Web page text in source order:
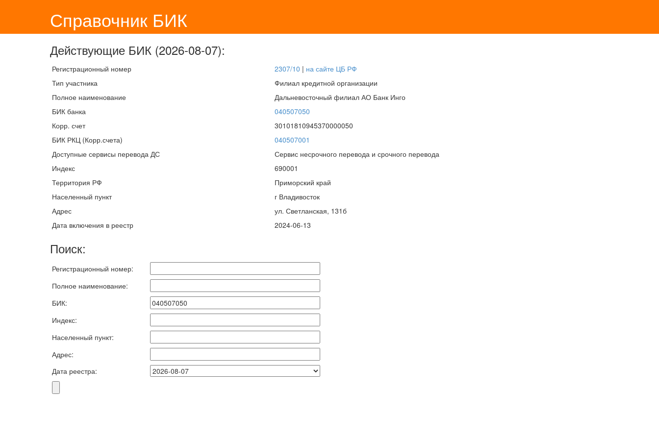
Справочник БИК
Действующие БИК (2026-08-07):
Регистрационный номер 2307/10 | на сайте ЦБ РФ
Тип участника
Филиал кредитной организации
Полное наименование
Дальневосточный филиал АО Банк Инго
БИК банка
040507050
Корр. счет
30101810945370000050
БИК РКЦ (Корр.счета)
040507001
Доступные сервисы перевода ДС
Сервис несрочного перевода и срочного перевода
Индекс
690001
Территория РФ
Приморский край
Населенный пункт
г Владивосток
Адрес
ул. Светланская, 131б
Дата включения в реестр
2024-06-13
Поиск:
Регистрационный номер:
Полное наименование:
БИК:
Индекс:
Населенный пункт:
Адрес:
Дата реестра: